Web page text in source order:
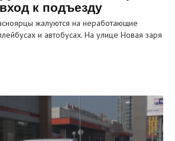
к подъезду
жалуются на неработающие
и автобусах. На улице Новая заря